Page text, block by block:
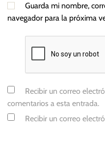
m
t
p
Guarda mi nombre,
navegador para la próxima
Recibir un correo
comentarios a esta entrada.
Recibir un correo